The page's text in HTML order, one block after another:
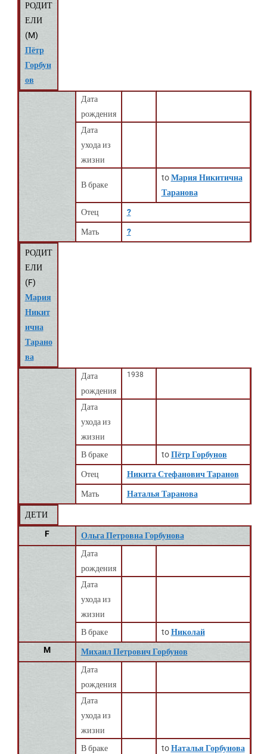
РОДИТ
ЕЛИ
(M)
Пётр
Горбун
ов
Дата
рождения
Дата
ухода из
жизни
В браке
toМария Никитична
Таранова
Отец ?
Мать ?
РОДИТ
ЕЛИ
(F)
Мария
Никит
ична
Тарано
ва
Дата
рождения
1938
Дата
ухода из
жизни
В браке
toПётр Горбунов
Отец Никита Стефанович Таранов
Мать Наталья Таранова
ДЕТИ
F
Ольга Петровна Горбунова
Дата
рождения
Дата
ухода из
жизни
В браке
toНиколай
M
Михаил Петрович Горбунов
Дата
рождения
Дата
ухода из
жизни
В браке
toНаталья Горбунова